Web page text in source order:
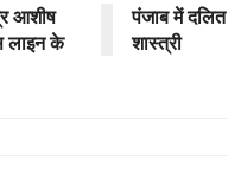
आशीष
लाइन के
पंजाब में
शास्त्री